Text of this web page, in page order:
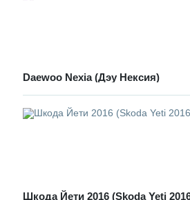
Daewoo Nexia (Дэу Нексия)
Шкода Йети 2016 (Skoda Yeti